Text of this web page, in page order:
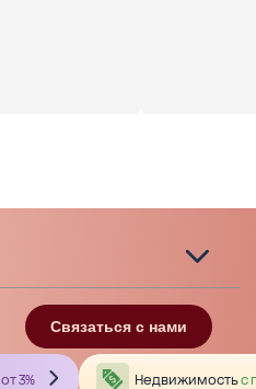
Связаться с нами
от 3% Недвижимостьс